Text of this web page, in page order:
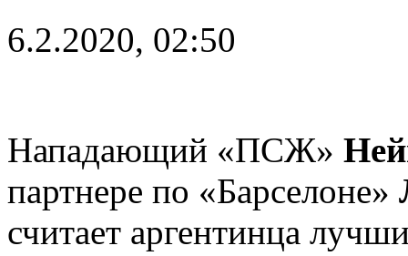
6.2.2020, 02:50
Нападающий «ПСЖ»
партнере по «Барселоне»
считает аргентинца